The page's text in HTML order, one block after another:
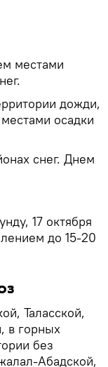
местами
дожди,
осадки
снег. Днем
17 октября
до 15-20
Таласской,
в горных
без
Абадской,